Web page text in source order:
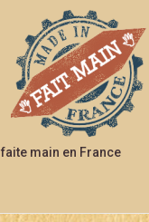
main en France